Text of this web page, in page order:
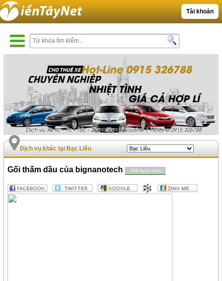
Tài khoản
Dịch vụ khác tại Bạc Liêu
Gối thấm dầu của bignanotech 258 lượt xem